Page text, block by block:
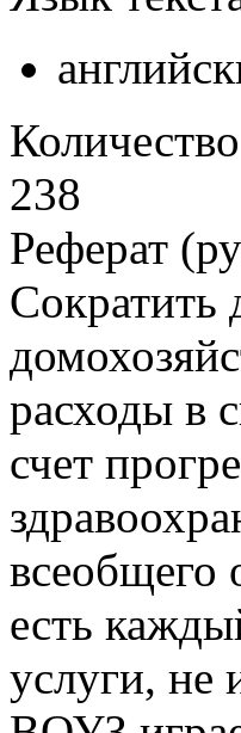
238
Реферат
Сократить
расходы в
счет
всеобщего
есть
услуги, не